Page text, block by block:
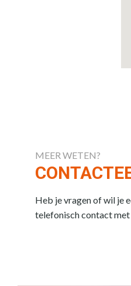
MEER WETEN?
Heb je vragen of wil je
telefonisch contact met